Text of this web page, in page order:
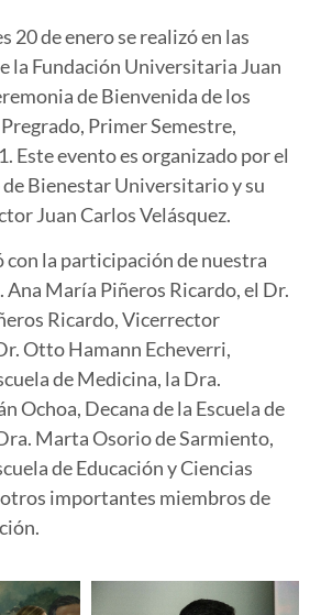
20 de enero se realizó en las
la Fundación Universitaria Juan
de Bienvenida de los
Primer Semestre,
Este evento es organizado por el
Bienestar Universitario y su
Juan Carlos Velásquez.
con la participación de nuestra
Ana María Piñeros Ricardo, el Dr.
Ricardo, Vicerrector
Otto Hamann Echeverri,
de Medicina, la Dra.
Ochoa, Decana de la Escuela de
Marta Osorio de Sarmiento,
de Educación y Ciencias
importantes miembros de